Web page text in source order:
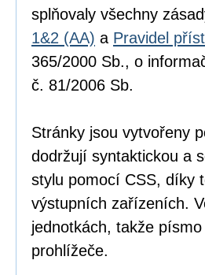
splňovaly všechny
1&2 (AA) a Pravidel
365/2000 Sb., o
č. 81/2006 Sb.
Stránky jsou vytvořeny
dodržují syntaktickou a
stylu pomocí CSS, díky
výstupních zařízeních.
jednotkách, takže
prohlížeče.